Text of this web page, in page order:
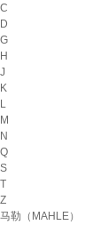
C
D
G
H
J
K
L
M
N
Q
S
T
Z
马勒（MAHLE）